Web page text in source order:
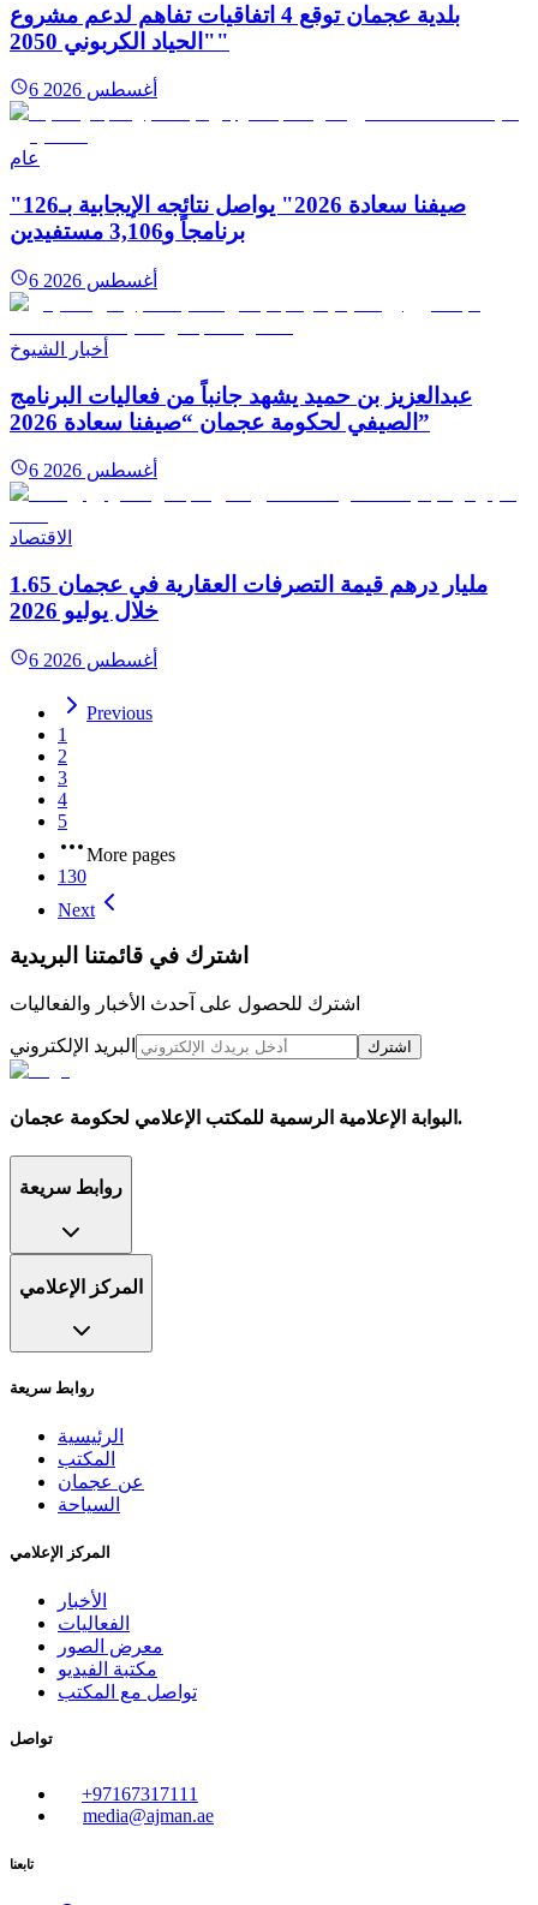
بلدية عجمان توقع 4 اتفاقيات تفاهم لدعم مشروع
"الحياد الكربوني 2050"
6 أغسطس 2026
عام
"صيفنا سعادة 2026" يواصل نتائجه الإيجابية بـ126
برنامجاً و3,106 مستفيدين
6 أغسطس 2026
أخبار الشيوخ
عبدالعزيز بن حميد يشهد جانباً من فعاليات البرنامج
الصيفي لحكومة عجمان “صيفنا سعادة 2026”
6 أغسطس 2026
الاقتصاد
1.65 مليار درهم قيمة التصرفات العقارية في عجمان
خلال يوليو 2026
6 أغسطس 2026
Previous
1
2
3
4
5
More pages
130
Next
اشترك في قائمتنا البريدية
اشترك للحصول على آحدث الأخبار والفعاليات
البريد الإلكتروني اشترك
البوابة الإعلامية الرسمية للمكتب الإعلامي لحكومة عجمان.
روابط سريعة
المركز الإعلامي
روابط سريعة
الرئيسية
المكتب
عن عجمان
السياحة
المركز الإعلامي
الأخبار
الفعاليات
معرض الصور
مكتبة الفيديو
تواصل مع المكتب
تواصل
+97167317111
media@ajman.ae
تابعنا